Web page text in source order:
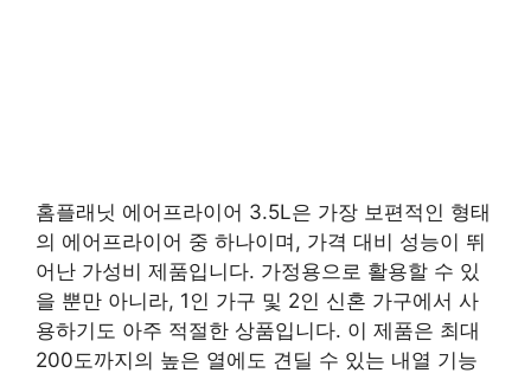
홈플래닛 에어프라이어 3.5L은 가장 보편적인 형태
의 에어프라이어 중 하나이며, 가격 대비 성능이 뛰
어난 가성비 제품입니다. 가정용으로 활용할 수 있
을 뿐만 아니라, 1인 가구 및 2인 신혼 가구에서 사
용하기도 아주 적절한 상품입니다. 이 제품은 최대
200도까지의 높은 열에도 견딜 수 있는 내열 기능